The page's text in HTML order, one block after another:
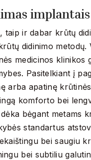
taip ir dabar krūtų
didinimo
medicinos
Pasitelkiant į
arba apatinę
komforto bei
bėgant metams
standartus
bei saugiu
bei subtiliu